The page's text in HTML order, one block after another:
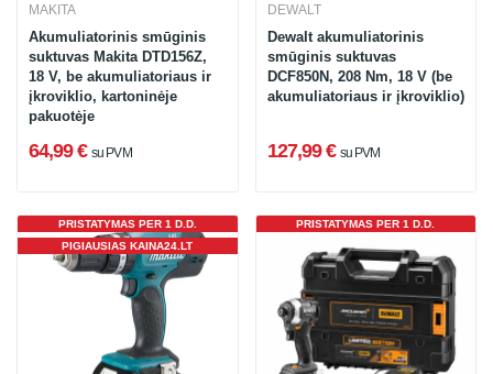
MAKITA
Akumuliatorinis smūginis
suktuvas Makita DTD156Z,
18 V, be akumuliatoriaus ir
įkroviklio, kartoninėje
pakuotėje
64,99 € su PVM
DEWALT
Dewalt akumuliatorinis
smūginis suktuvas
DCF850N, 208 Nm, 18 V (be
akumuliatoriaus ir įkroviklio)
127,99 € su PVM
PIGIAUSIAS KAINA24.LT
PRISTATYMAS PER 1 D.D. PRISTATYMAS PER 1 D.D.